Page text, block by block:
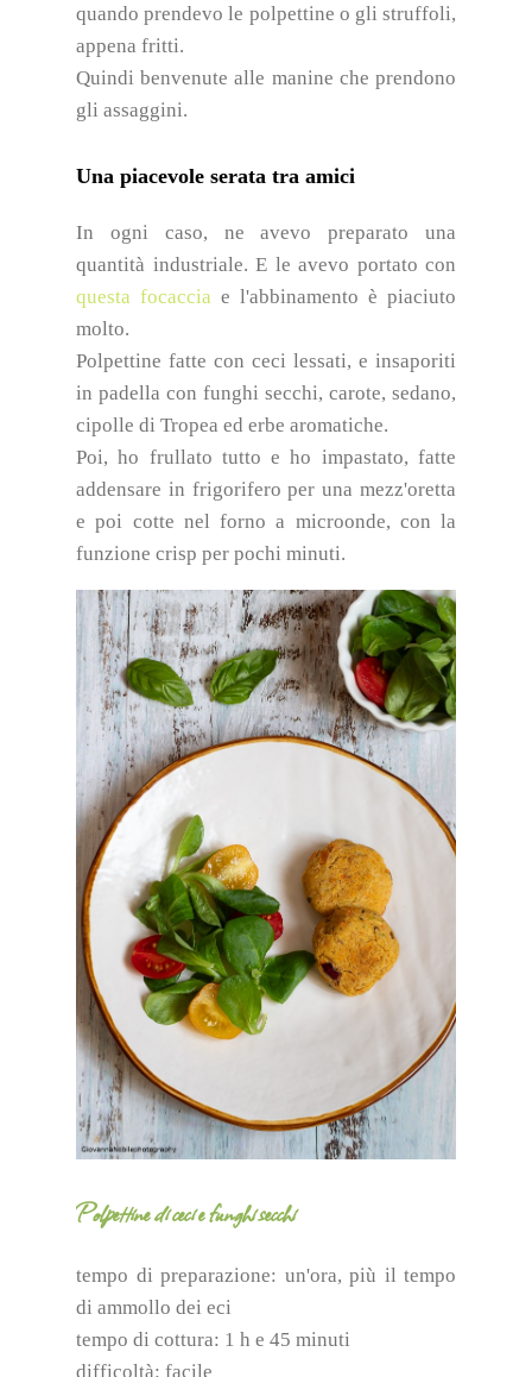
quando prendevo le polpettine o gli struffoli,
appena fritti.
Quindi benvenute alle manine che prendono
gli assaggini.
Una piacevole serata tra amici
In ogni caso, ne avevo preparato una
quantità industriale. E le avevo portato con
questa focaccia e l'abbinamento è piaciuto
molto.
Polpettine fatte con ceci lessati, e insaporiti
in padella con funghi secchi, carote, sedano,
cipolle di Tropea ed erbe aromatiche.
Poi, ho frullato tutto e ho impastato, fatte
addensare in frigorifero per una mezz'oretta
e poi cotte nel forno a microonde, con la
funzione crisp per pochi minuti.
Polpettine di ceci e funghi secchi
tempo di preparazione: un'ora, più il tempo
di ammollo dei eci
tempo di cottura: 1 h e 45 minuti
difficoltà: facile